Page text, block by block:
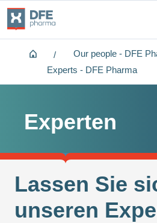
Home
Our people - DFE
Experts - DFE Pharma
Experten
Lassen Sie
unseren